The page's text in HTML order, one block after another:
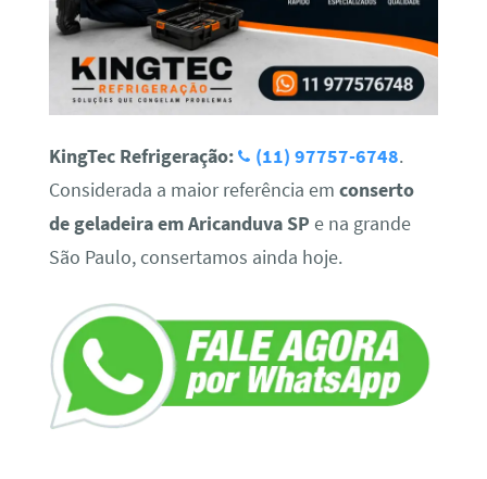
KingTec Refrigeração: (11) 97757-6748.
Considerada a maior referência em conserto
de geladeira em Aricanduva SP e na grande
São Paulo, consertamos ainda hoje.